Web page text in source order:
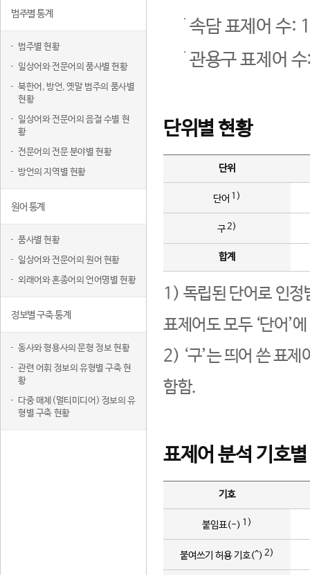
범주별 통계
범주별 현황
일상어와 전문어의 품사별 현황
북한어, 방언, 옛말 범주의 품사별
현황
일상어와 전문어의 음절 수별 현
황
전문어의 전문 분야별 현황
방언의 지역별 현황
원어 통계
품사별 현황
일상어와 전문어의 원어 현황
외래어와 혼종어의 언어명별 현황
정보별 구축 통계
동사와 형용사의 문형 정보 현황
관련 어휘 정보의 유형별 구축 현
황
다중 매체(멀티미디어) 정보의 유
형별 구축 현황
속담 표제어 수:
관용구 표제어
단위별 현황
단위
단어 1)
구2)
합계
1) 독립된 단어로 인정
표제어도 모두 ‘단어’
2) ‘구’는 띄어 쓴 표
함함.
표제어 분석 기호
기호
붙임표(-) 1)
붙여쓰기 허용 기호(^) 2)